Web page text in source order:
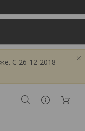
С 26-12-2018